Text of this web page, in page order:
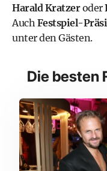
Harald Kratzeroder
Auch Festspiel-
unter den Gästen.
Die besten